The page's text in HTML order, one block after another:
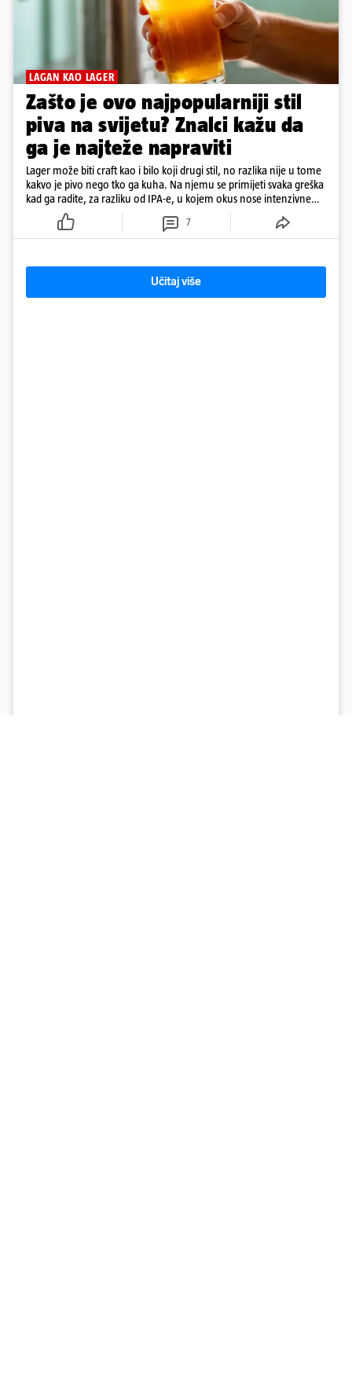
LAGAN KAO LAGER
Zašto je ovo najpopularniji stil
piva na svijetu? Znalci kažu da
ga je najteže napraviti
Lager može biti craft kao i bilo koji drugi stil, no razlika nije u tome
kakvo je pivo nego tko ga kuha. Na njemu se primijeti svaka greška
kad ga radite, za razliku od IPA-e, u kojem okus nose intenzivne
7
Učitaj više